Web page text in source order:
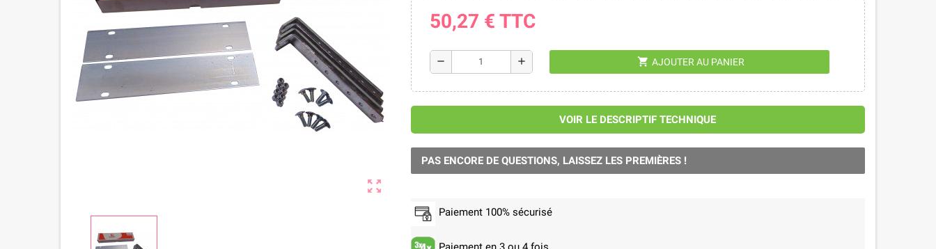
zoom_out_map
50,27 € TTC
remove add shopping_cart AJOUTER AU PANIER
VOIR LE DESCRIPTIF TECHNIQUE
PAS ENCORE DE QUESTIONS, LAISSEZ LES PREMIÈRES !
Paiement 100% sécurisé